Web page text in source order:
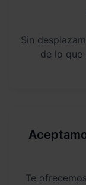
Sin
de lo que
Te